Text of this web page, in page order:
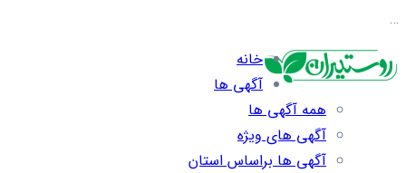
…
خانه
آگهی ها
همه آگهی ها
آگهی های ویژه
آگهی ها براساس استان